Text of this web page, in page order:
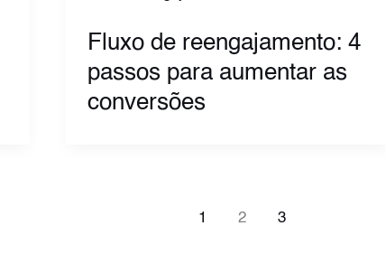
Fluxo de reengajamento: 4
passos para aumentar as
conversões
1 2 3